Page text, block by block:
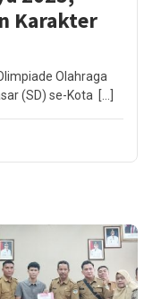
Karakter
Olahraga
(SD) se-Kota […]